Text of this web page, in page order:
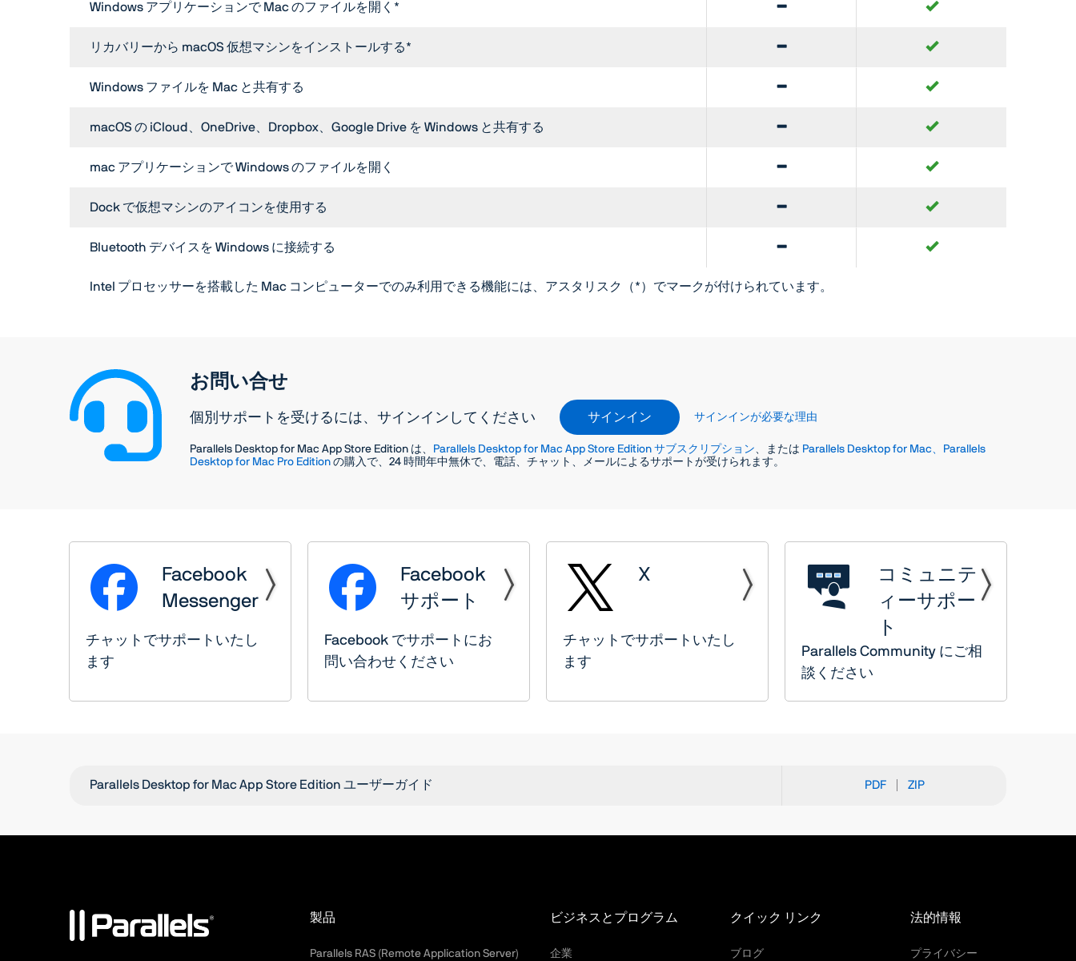
Windows アプリケーションで Mac のファイルを開く*
リカバリーから macOS 仮想マシンをインストールする*
Windows ファイルを Mac と共有する
macOS の iCloud、OneDrive、Dropbox、Google Drive を Windows と共有する
mac アプリケーションで Windows のファイルを開く
Dock で仮想マシンのアイコンを使用する
Bluetooth デバイスを Windows に接続する
Intel プロセッサーを搭載した Mac コンピューターでのみ利用できる機能には、アスタリスク（*）でマークが付けられています。
お問い合せ
個別サポートを受けるには、サインインしてください サインイン サインインが必要な理由
Parallels Desktop for Mac App Store Edition は、 Parallels Desktop for Mac App Store Edition サブスクリプション、または Parallels Desktop for Mac、Parallels
Desktop for Mac Pro Edition の購入で、24 時間年中無休で、電話、チャット、メールによるサポートが受けられます。
Facebook
Messenger
チャットでサポートいたし
ます
Facebook
サポート
Facebook でサポートにお
問い合わせください
X
チャットでサポートいたし
ます
コミュニテ
ィーサポー
ト
Parallels Community にご相
談ください
Parallels Desktop for Mac App Store Edition ユーザーガイド PDF ZIP
製品
Parallels RAS (Remote Application Server)
ビジネスとプログラム
企業
クイック リンク
ブログ
法的情報
プライバシー